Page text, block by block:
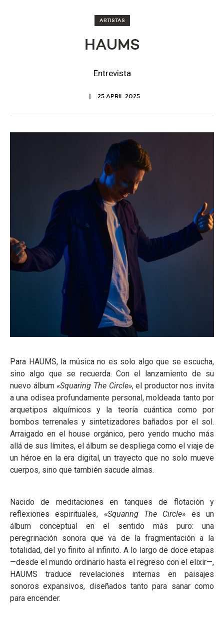
ARTISTAS
HAUMS
Entrevista
25 APRIL 2025
Para HAUMS, la música no es solo algo que se escucha,
sino algo que se recuerda. Con el lanzamiento de su
nuevo álbum «Squaring The Circle», el productor nos invita
a una odisea profundamente personal, moldeada tanto por
arquetipos alquímicos y la teoría cuántica como por
bombos terrenales y sintetizadores bañados por el sol.
Arraigado en el house orgánico, pero yendo mucho más
allá de sus límites, el álbum se despliega como el viaje de
un héroe en la era digital, un trayecto que no solo mueve
cuerpos, sino que también sacude almas.
Nacido de meditaciones en tanques de flotación y
reflexiones espirituales, «Squaring The Circle» es un
álbum conceptual en el sentido más puro: una
peregrinación sonora que va de la fragmentación a la
totalidad, del yo finito al infinito. A lo largo de doce etapas
—desde el mundo ordinario hasta el regreso con el elixir—,
HAUMS traduce revelaciones internas en paisajes
sonoros expansivos, diseñados tanto para sanar como
para encender.